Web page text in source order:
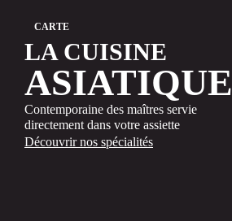
CARTE
LA CUISINE
ASIATIQUE
Contemporaine des maîtres servie
directement dans votre assiette
Découvrir nos spécialités